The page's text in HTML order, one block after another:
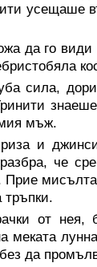
усещаше
да го види
сила,
мъж.
и
че
Прие
тръпки.
от нея,
меката
да